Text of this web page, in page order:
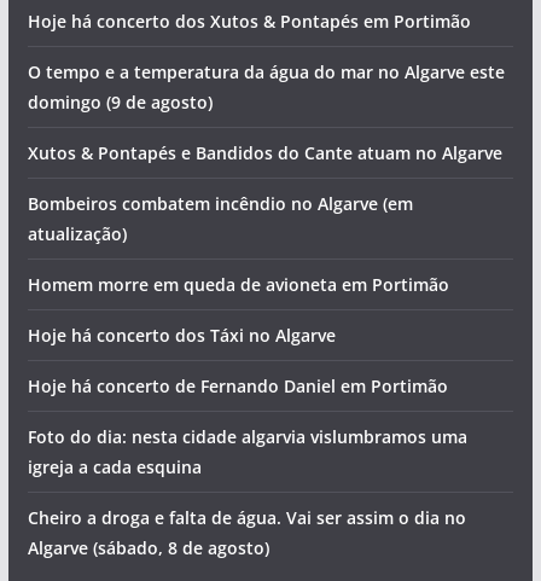
Hoje há concerto dos Xutos & Pontapés em Portimão
O tempo e a temperatura da água do mar no Algarve este
domingo (9 de agosto)
Xutos & Pontapés e Bandidos do Cante atuam no Algarve
Bombeiros combatem incêndio no Algarve (em
atualização)
Homem morre em queda de avioneta em Portimão
Hoje há concerto dos Táxi no Algarve
Hoje há concerto de Fernando Daniel em Portimão
Foto do dia: nesta cidade algarvia vislumbramos uma
igreja a cada esquina
Cheiro a droga e falta de água. Vai ser assim o dia no
Algarve (sábado, 8 de agosto)